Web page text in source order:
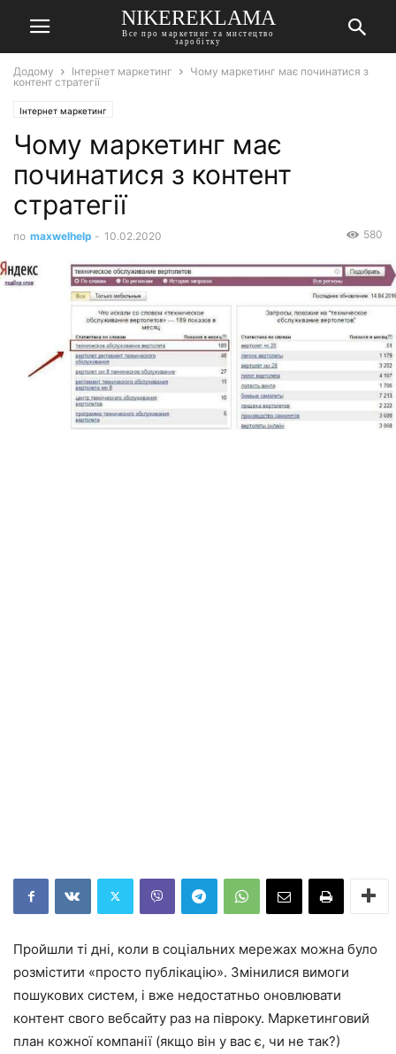
NIKEREKLAMA
Все про маркетинг та мистецтво
заробітку
Додому Інтернет маркетинг
Чому маркетинг має починатися з
контент стратегії
Інтернет маркетинг
Чому маркетинг має
починатися з контент
стратегії
по maxwelhelp - 10.02.2020 580
Пройшли ті дні, коли в соціальних мережах можна було
розмістити «просто публікацію». Змінилися вимоги
пошукових систем, і вже недостатньо оновлювати
контент свого вебсайту раз на півроку. Маркетинговий
план кожної компанії (якщо він у вас є, чи не так?)